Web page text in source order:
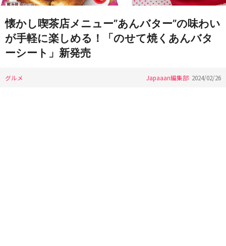
懐かし喫茶店メニュー”あんバター”の味わい
が手軽に楽しめる！「のせて焼くあんバタ
ーシート」新発売
グルメ Japaaan編集部 2024/02/26